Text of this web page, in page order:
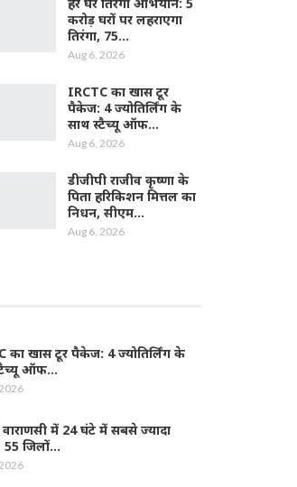
करोड़ घरों पर लहराएगा
तिरंगा, 75…
Aug 6, 2026
IRCTC का खास टूर
पैकेज: 4 ज्योतिर्लिंग के
साथ स्टैच्यू ऑफ…
Aug 6, 2026
डीजीपी राजीव कृष्णा के
पिता हरिकिशन मित्तल का
निधन, सीएम…
Aug 6, 2026
का खास टूर पैकेज: 4 ज्योतिर्लिंग के
ऑफ…
में 24 घंटे में सबसे ज्यादा
55 जिलों…